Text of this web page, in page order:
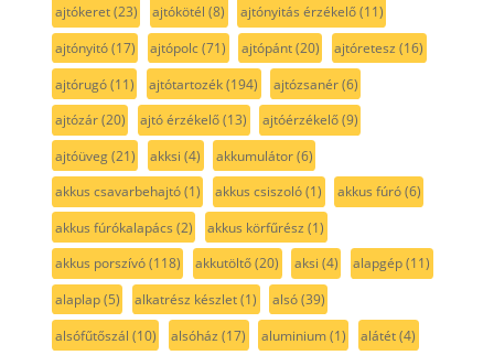
ajtókeret(23) ajtókötél (8) ajtónyitás érzékelő(11)
ajtónyitó(17) ajtópolc(71) ajtópánt(20) ajtóretesz (16)
ajtórugó(11) ajtótartozék(194) ajtózsanér(6)
ajtózár(20) ajtó érzékelő(13) ajtóérzékelő(9)
ajtóüveg(21) akksi (4) akkumulátor(6)
akkus csavarbehajtó(1) akkus csiszoló(1) akkus fúró(6)
akkus fúrókalapács (2) akkus körfűrész (1)
akkus porszívó(118) akkutöltő(20) aksi (4) alapgép(11)
alaplap(5) alkatrész készlet(1) alsó(39)
alsófűtőszál (10) alsóház (17) aluminium(1) alátét(4)